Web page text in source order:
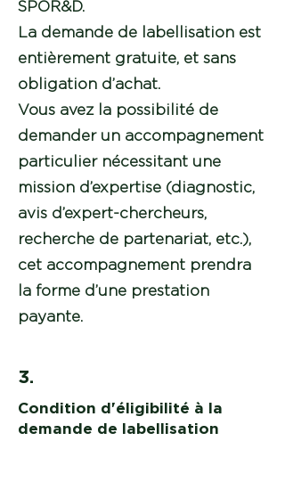
SPOR&D.
La demande de labellisation est
entièrement gratuite, et sans
obligation d’achat.
Vous avez la possibilité de
demander un accompagnement
particulier nécessitant une
mission d’expertise (diagnostic,
avis d’expert-chercheurs,
recherche de partenariat, etc.),
cet accompagnement prendra
la forme d’une prestation
payante.
3.
Condition d'éligibilité à la
demande de labellisation